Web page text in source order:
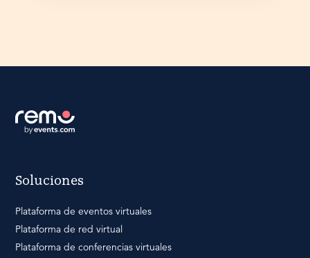
Soluciones
Plataforma de eventos virtuales
Plataforma de red virtual
Plataforma de conferencias virtuales